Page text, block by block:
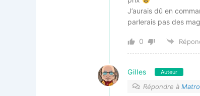
J’aurais dû en
parlerais pas des
0
Gilles Auteur
Répondre à